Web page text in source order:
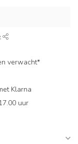
verwacht*
Klarna
uur